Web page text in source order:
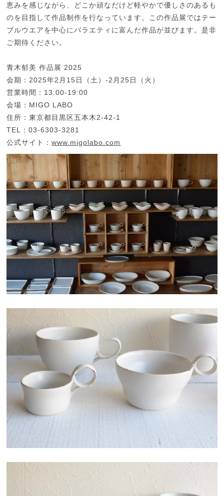
恵みを感じながら、どこか頑なだけど軽やかで優しさのあるも
のを目指して作品制作を行なっています。この作品展ではテー
ブルウエアを中心にバラエティに富んだ作品が並びます。是非
ご期待ください。
青木郁美 作品展 2025
会期：2025年2月15日（土）-2月25日（火）
営業時間：13:00-19:00
会場：MIGO LABO
住所：東京都目黒区五本木2-42-1
TEL：03-6303-3281
公式サイト：www.migolabo.com